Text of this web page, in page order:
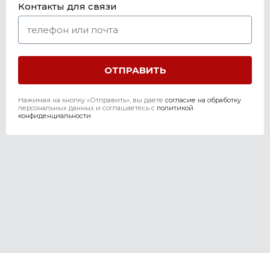
Контакты для связи
Нажимая на кнопку «Отправить», вы даете согласие на обработку
персональных данных и соглашаетесь c политикой
конфиденциальности